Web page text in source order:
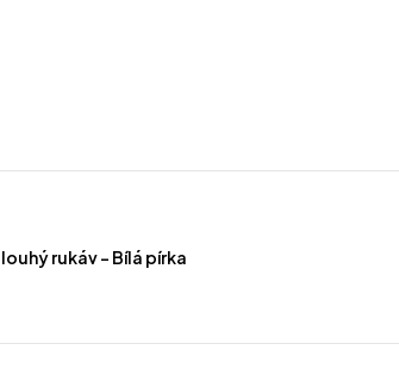
rukáv – Bílá pírka